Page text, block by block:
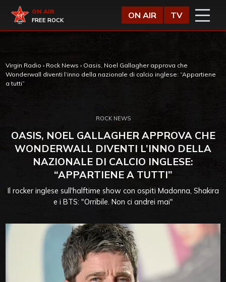
Virgin Radio
ON AIR
FREE ROCK
ON AIR TV
Virgin Radio › Rock News › Oasis, Noel Gallagher approva che
Wonderwall diventi l’inno della nazionale di calcio inglese: “Appartiene
a tutti”
ROCK NEWS
OASIS, NOEL GALLAGHER APPROVA CHE
WONDERWALL DIVENTI L’INNO DELLA
NAZIONALE DI CALCIO INGLESE:
“APPARTIENE A TUTTI”
Il rocker inglese sull'halftime show con ospiti Madonna, Shakira
e i BTS: "Orribile. Non ci andrei mai"